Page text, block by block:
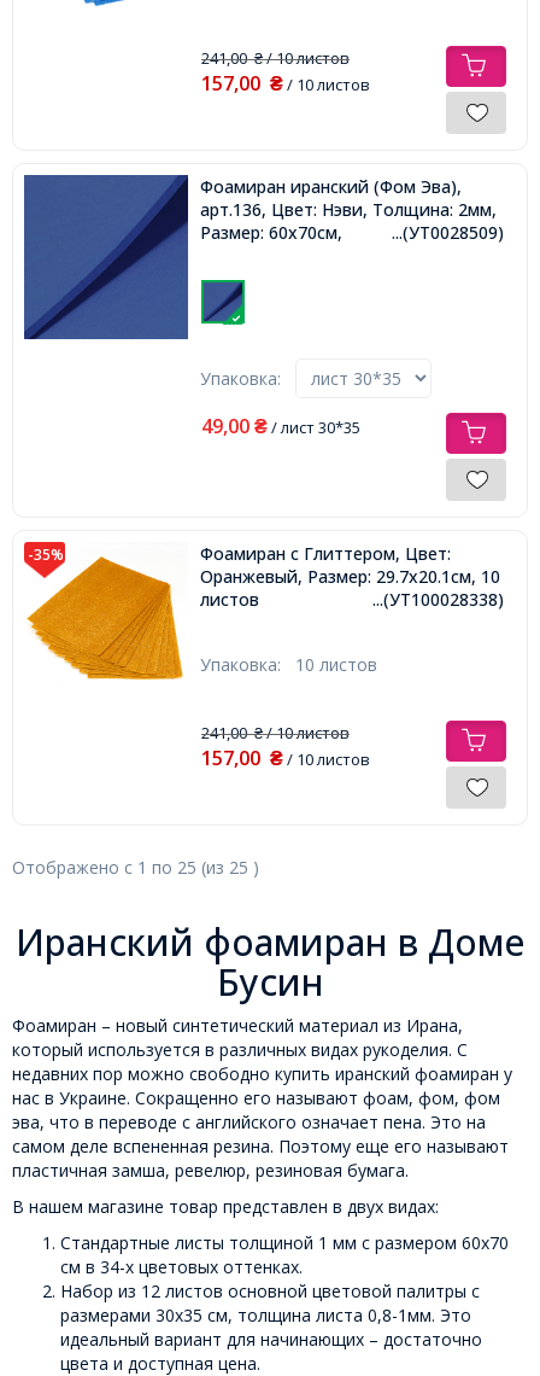
241,00₴/ 10 листов
157,00 ₴/ 10 листов
Фоамиран иранский (Фом Эва),
арт.136, Цвет: Нэви, Толщина: 2мм,
Размер: 60х70cм,
...(УТ0028509)
Упаковка:
49,00 ₴/ лист 30*35
-35%
Фоамиран с Глиттером, Цвет:
Оранжевый, Размер: 29.7x20.1см, 10
листов
...(УТ100028338)
Упаковка: 10 листов
241,00₴/ 10 листов
157,00 ₴/ 10 листов
Отображено с 1 по 25 (из 25 )
Иранский фоамиран в Доме
Бусин
Фоамиран – новый синтетический материал из Ирана,
который используется в различных видах рукоделия. С
недавних пор можно свободно купить иранский фоамиран у
нас в Украине. Сокращенно его называют фоам, фом, фом
эва, что в переводе с английского означает пена. Это на
самом деле вспененная резина. Поэтому еще его называют
пластичная замша, ревелюр, резиновая бумага.
В нашем магазине товар представлен в двух видах:
Стандартные листы толщиной 1 мм с размером 60х70
см в 34-х цветовых оттенках.
Набор из 12 листов основной цветовой палитры с
размерами 30х35 см, толщина листа 0,8-1мм. Это
идеальный вариант для начинающих – достаточно
цвета и доступная цена.